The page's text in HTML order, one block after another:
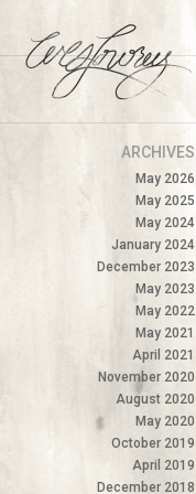
ARCHIVES
May 2026
May 2025
May 2024
January 2024
December 2023
May 2023
May 2022
May 2021
April 2021
November 2020
August 2020
May 2020
October 2019
April 2019
December 2018